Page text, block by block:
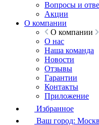
Вопросы и
Акции
О компании
О компании
О нас
Наша команда
Новости
Отзывы
Гарантии
Контакты
Приложение
Избранное
Ваш город: